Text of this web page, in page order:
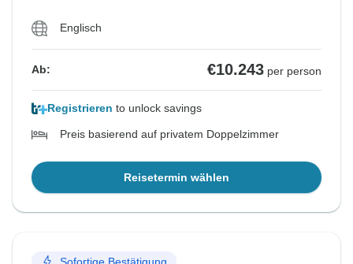
Englisch
Ab: €10.243 per person
Registrieren to unlock savings
Preis basierend auf privatem Doppelzimmer
Reisetermin wählen
Sofortige Bestätigung